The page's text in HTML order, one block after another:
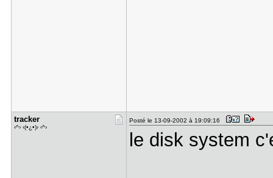
tracker
‹^› ‹(•¿•)› ‹^›
Posté le 13-09-2002 à 19:09:16
le disk system